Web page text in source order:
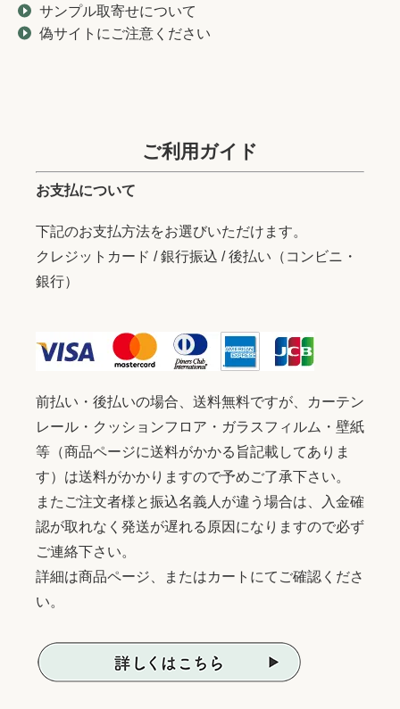
サンプル取寄せについて
偽サイトにご注意ください
ご利用ガイド
お支払について
下記のお支払方法をお選びいただけます。
クレジットカード / 銀行振込 / 後払い（コンビニ・
銀行）
前払い・後払いの場合、送料無料ですが、カーテン
レール・クッションフロア・ガラスフィルム・壁紙
等（商品ページに送料がかかる旨記載してありま
す）は送料がかかりますので予めご了承下さい。
またご注文者様と振込名義人が違う場合は、入金確
認が取れなく発送が遅れる原因になりますので必ず
ご連絡下さい。
詳細は商品ページ、またはカートにてご確認くださ
い。